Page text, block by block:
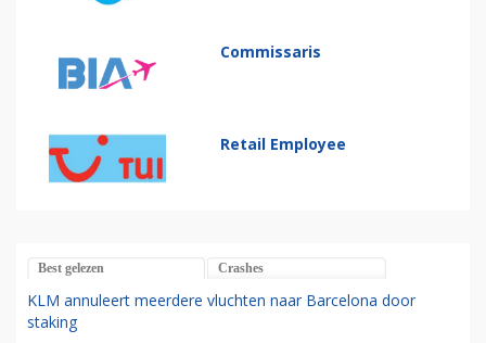
Commissaris
Retail Employee
Best gelezen Crashes
KLM annuleert meerdere vluchten naar Barcelona door
staking